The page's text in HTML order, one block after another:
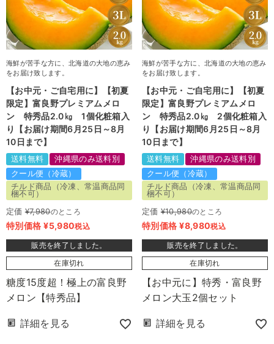
海鮮が苦手な方に、北海道の大地の恵み
をお届け致します。
【お中元・ご自宅用に】【初夏
限定】富良野プレミアムメロ
ン 特秀品2.0㎏ 1個化粧箱入
り【お届け期間6月25日～8月
10日まで】
送料無料
沖縄県のみ送料別
クール便（冷蔵）
チルド商品（冷凍、常温商品同
梱不可）
定価 ¥7,980のところ
特別価格 ¥5,980税込
販売を終了しました。
在庫切れ
糖度15度超！極上の富良野
メロン【特秀品】
詳細を見る
海鮮が苦手な方に、北海道の大地の恵み
をお届け致します。
【お中元・ご自宅用に】【初夏
限定】富良野プレミアムメロ
ン 特秀品2.0㎏ 2個化粧箱入
り【お届け期間6月25日～8月
10日まで】
送料無料
沖縄県のみ送料別
クール便（冷蔵）
チルド商品（冷凍、常温商品同
梱不可）
定価 ¥10,980のところ
特別価格 ¥8,980税込
販売を終了しました。
在庫切れ
【お中元に】特秀・富良野
メロン大玉2個セット
詳細を見る